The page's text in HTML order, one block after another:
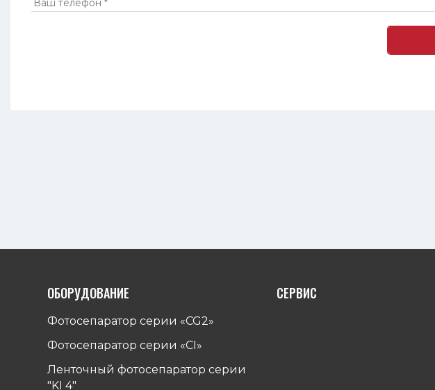
ОБОРУДОВАНИЕ
Фотосепаратор серии «CG2»
Фотосепаратор серии «СI»
Ленточный фотосепаратор серии
"KI 4"
СЕРВИС